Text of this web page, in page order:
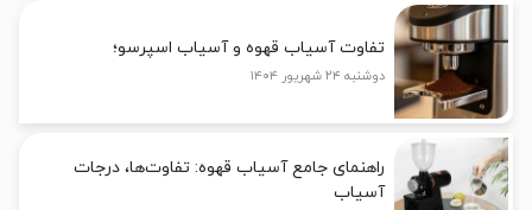
تفاوت آسیاب قهوه و آسیاب اسپرسو؛
دوشنبه ۲۴ شهریور ۱۴۰۴
راهنمای جامع آسیاب قهوه: تفاوت‌ها، درجات
آسیاب